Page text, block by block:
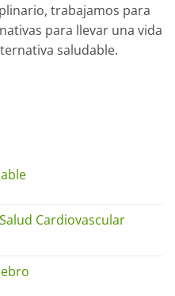
trabajamos para
para llevar una vida
saludable.
Cardiovascular